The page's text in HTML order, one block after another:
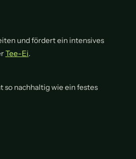
und fördert ein intensives
Tee-Ei.
so nachhaltig wie ein festes